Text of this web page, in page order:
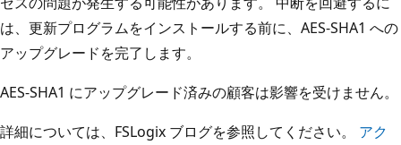
は、更新プログラムをインストールする前に、AES-SHA1 への
アップグレードを完了します。
AES-SHA1 にアップグレード済みの顧客は影響を受けません。
詳細については、FSLogix ブログを参照してください。 アク